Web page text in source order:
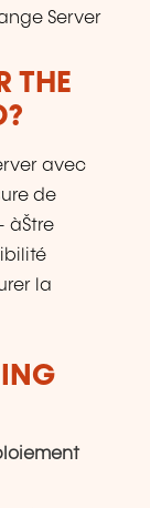
Server
THE
avec
de
àŠtre
la